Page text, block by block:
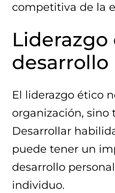
competitiva de la
Liderazgo
desarrollo
El liderazgo ético
organización,
Desarrollar
puede tener un
desarrollo
individuo.